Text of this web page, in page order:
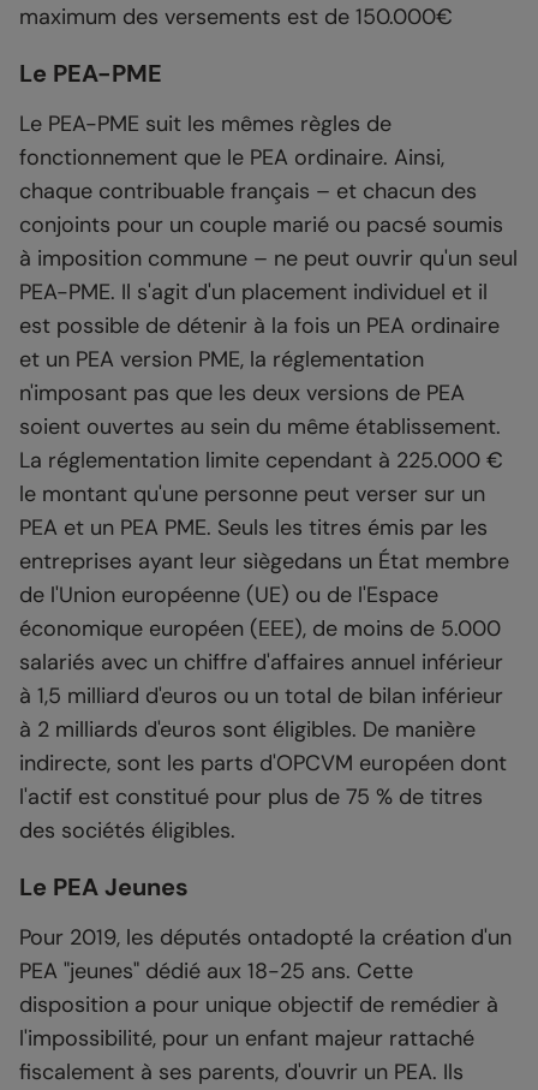
maximum des versements est de 150.000€
Le PEA-PME
Le PEA-PME suit les mêmes règles de
fonctionnement que le PEA ordinaire. Ainsi,
chaque contribuable français – et chacun des
conjoints pour un couple marié ou pacsé soumis
à imposition commune – ne peut ouvrir qu'un seul
PEA-PME. Il s'agit d'un placement individuel et il
est possible de détenir à la fois un PEA ordinaire
et un PEA version PME, la réglementation
n'imposant pas que les deux versions de PEA
soient ouvertes au sein du même établissement.
La réglementation limite cependant à 225.000 €
le montant qu'une personne peut verser sur un
PEA et un PEA PME. Seuls les titres émis par les
entreprises ayant leur siègedans un État membre
de l'Union européenne (UE) ou de l'Espace
économique européen (EEE), de moins de 5.000
salariés avec un chiffre d'affaires annuel inférieur
à 1,5 milliard d'euros ou un total de bilan inférieur
à 2 milliards d'euros sont éligibles. De manière
indirecte, sont les parts d'OPCVM européen dont
l'actif est constitué pour plus de 75 % de titres
des sociétés éligibles.
Le PEA Jeunes
Pour 2019, les députés ontadopté la création d'un
PEA "jeunes" dédié aux 18-25 ans. Cette
disposition a pour unique objectif de remédier à
l'impossibilité, pour un enfant majeur rattaché
fiscalement à ses parents, d'ouvrir un PEA. Ils